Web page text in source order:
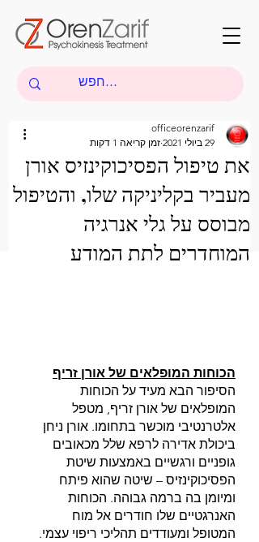
את טיפול הפסיכוקינזיס אורן
מעביר בקליניקה שלו, והטיפול
מבוסס על גלי אנרגיה
המוחדרים לתת המודע
officeorenzarif
29 ביולי 2021
זמן קריאה 1 דקות
הכוחות המופלאים של אורן זריף
הסיפור הבא מעיד על הכוחות
המופלאים של אורן זריף, מטפל
אלטרנטיבי מוכשר בתחומו. אורן ניחן
ביכולת אדירה לרפא שלל מכאובים
גופניים ורגשיים באמצעות שיטת
הפסיכוקינזיס – שיטה שהוא פיתח
ומיומן בה ברמה גבוהה. הכוחות
האנרגטיים שלו חודרים אל מוח
המטופל ומעודדים תהליכי ריפוי עצמי.